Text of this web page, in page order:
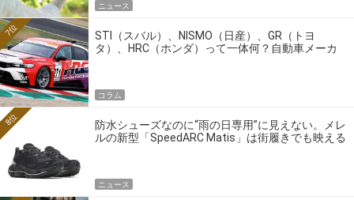
ニュース
STI（スバル）、NISMO（日産）、GR（トヨ
タ）、HRC（ホンダ）って一体何？自動車メーカ
7位
コラム
防水シューズなのに“雨の日専用”に見えない。メレ
ルの新型「SpeedARC Matis」は街履きでも映える
8位
ニュース